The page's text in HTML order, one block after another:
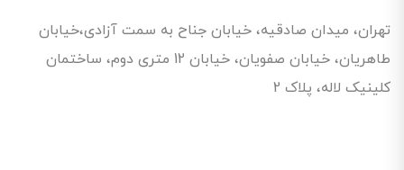
تهران، میدان صادقیه، خیابان جناح به سمت آزادی،خیابان
طاهریان، خیابان صفویان، خیابان 12 متری دوم، ساختمان
کلینیک لاله، پلاک 2